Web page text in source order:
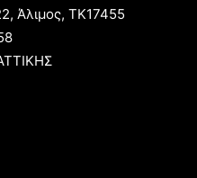
Άλιμος, TK17455